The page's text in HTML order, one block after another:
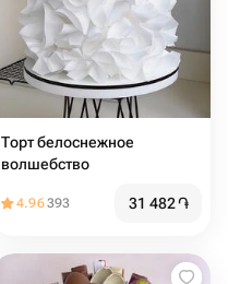
Торт белоснежное
волшебство
4.96393 31 482֏